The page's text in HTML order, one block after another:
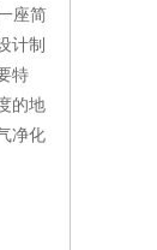
座简
计制
特
的地
净化